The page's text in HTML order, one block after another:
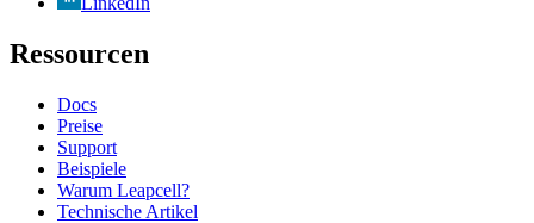
Ressourcen
Docs
Preise
Support
Beispiele
Warum Leapcell?
Technische Artikel